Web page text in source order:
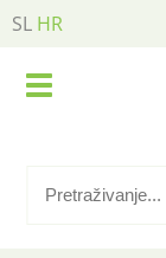
SL HR